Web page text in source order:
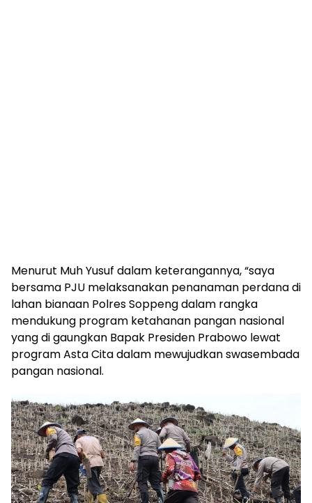
Menurut Muh Yusuf dalam keterangannya, “saya
bersama PJU melaksanakan penanaman perdana di
lahan bianaan Polres Soppeng dalam rangka
mendukung program ketahanan pangan nasional
yang di gaungkan Bapak Presiden Prabowo lewat
program Asta Cita dalam mewujudkan swasembada
pangan nasional.